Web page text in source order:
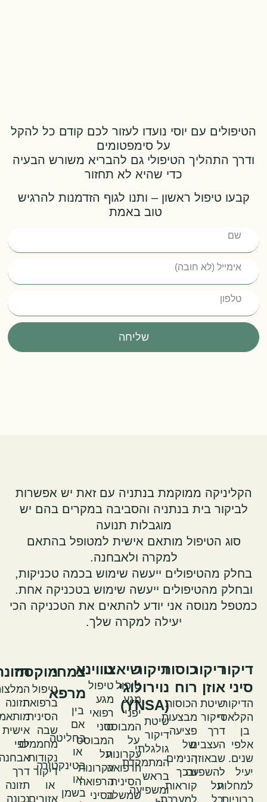
עם יוסי נועדו לעזור לכם קודם כל להקל
על סימפטומים
התהליך הטיפולי גם להבריא משורש הבעיה
כדי שהיא לא תחזור
קבעו טיפול ראשון – ותנו לגוף הזדמנות להרגיש
טוב באמת
שליחה
הקליניקה ממוקמת בנתניה עם זאת יש אפשרות
לביקור בית בנתניה והסביבה במקרים בהם יש
מוגבלות תנועה
סוג הטיפול מותאם אישית למטופל בהתאם
למקרה ולאבחנה.
בחלק מהטיפולים ייעשה שימוש בכמה טכניקות,
ובחלק מהטיפולים ייעשה שימוש בטכניקה אחת.
מנוסה אני יודע להתאים את הטכניקה הכי
יעילה למקרה שלך.
דיקור
סיני
הדיקור
הקלאסי
אלפי
שנים.
יעיל
למחלות
כרוניות,
דיקור
אוזן
שיטת
דיקור
דרך
העצבים
שבאוזן
להשפעה
על
כל
כוסות
רוח
הכוסות
מבצעות
פציעה
של
הנימים
ובכך
קוראות
למערכת
דיקור
נוירולוגי
(YNSA)
שיטת
דיקור
גולגלתי
המתמקדת
בראש
ומשפיעה
שיאצו
טיפול
מגע
יפני
המבוסס
על
עקרונות
הרפואה
הסינית
שמשלב
טווינא
טיפול
מגע
רפואי
סיני
המבוסס
על
עקרונות
הרפואה
הסיני
צמחי
מרפא
בין
אם
בחליטה
בטינקטורה
או
בשמן
מוקסה
טיפול
ברפואה
הסינית
שבה
מחממים
נקודות
דיקור
אזורים
תזונה
המלצות
תזונה
מותאמות
אישית
לפי
אבחנה.
דרך
תזונה
נכונה